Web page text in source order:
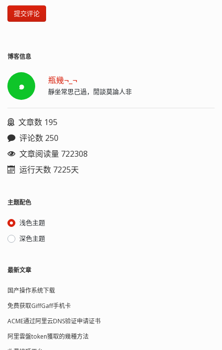
提交评论
博客信息
๑ 瓶幾¬_¬
靜坐常思己過，閒談莫論人非
文章数 195
评论数 250
文章阅读量 722308
运行天数 7225天
主题配色
浅色主题
深色主题
最新文章
国产操作系统下载
免费获取GiffGaff手机卡
ACME通过阿里云DNS验证申请证书
阿里雲盤token獲取的幾種方法